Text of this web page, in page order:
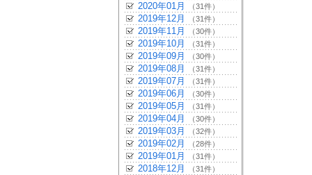
2020年01月 （31件）
2019年12月 （31件）
2019年11月 （30件）
2019年10月 （31件）
2019年09月 （30件）
2019年08月 （31件）
2019年07月 （31件）
2019年06月 （30件）
2019年05月 （31件）
2019年04月 （30件）
2019年03月 （32件）
2019年02月 （28件）
2019年01月 （31件）
2018年12月 （31件）